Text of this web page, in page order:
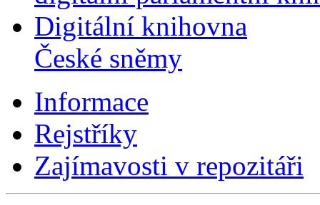
Digitální knihovna
České sněmy
Informace
Rejstříky
Zajímavosti v repozitáři